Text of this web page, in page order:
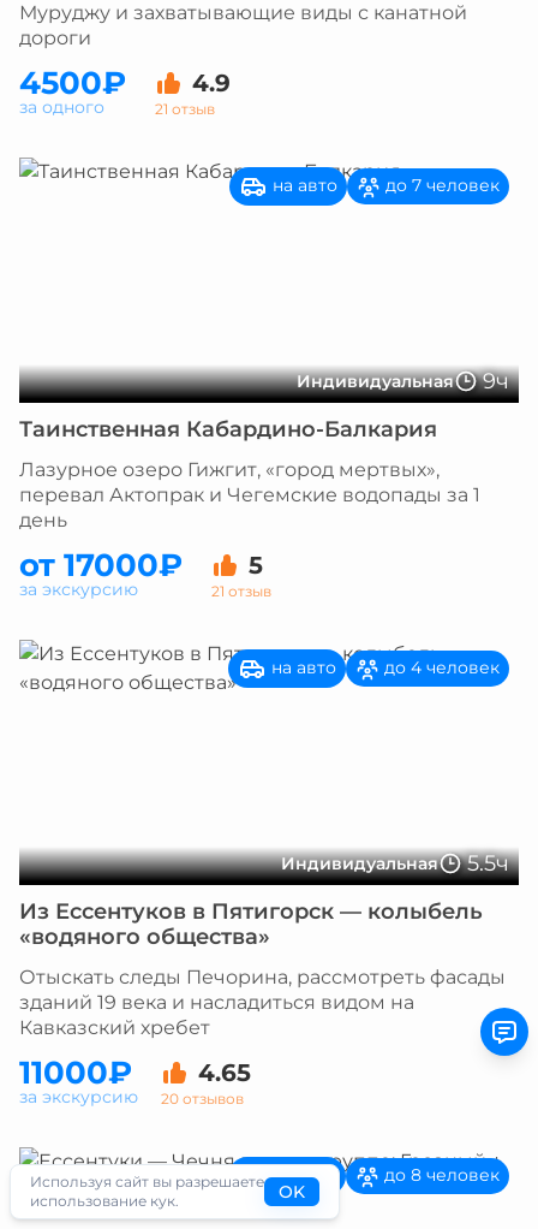
Муруджу и захватывающие виды с канатной
дороги
4500₽ 4.9
21 отзыв
за одного
Индивидуальная 9ч
на авто до 7 человек
Таинственная Кабардино-Балкария
Лазурное озеро Гижгит, «город мертвых»,
перевал Актопрак и Чегемские водопады за 1
день
от 17000₽ 5
21 отзыв
за экскурсию
Индивидуальная 5.5ч
на авто до 4 человек
Из Ессентуков в Пятигорск — колыбель
«водяного общества»
Отыскать следы Печорина, рассмотреть фасады
зданий 19 века и насладиться видом на
Кавказский хребет
11000₽ 4.65
20 отзывов
за экскурсию
на авто до 8 человек
Используя сайт вы разрешаете
использование кук.
OK